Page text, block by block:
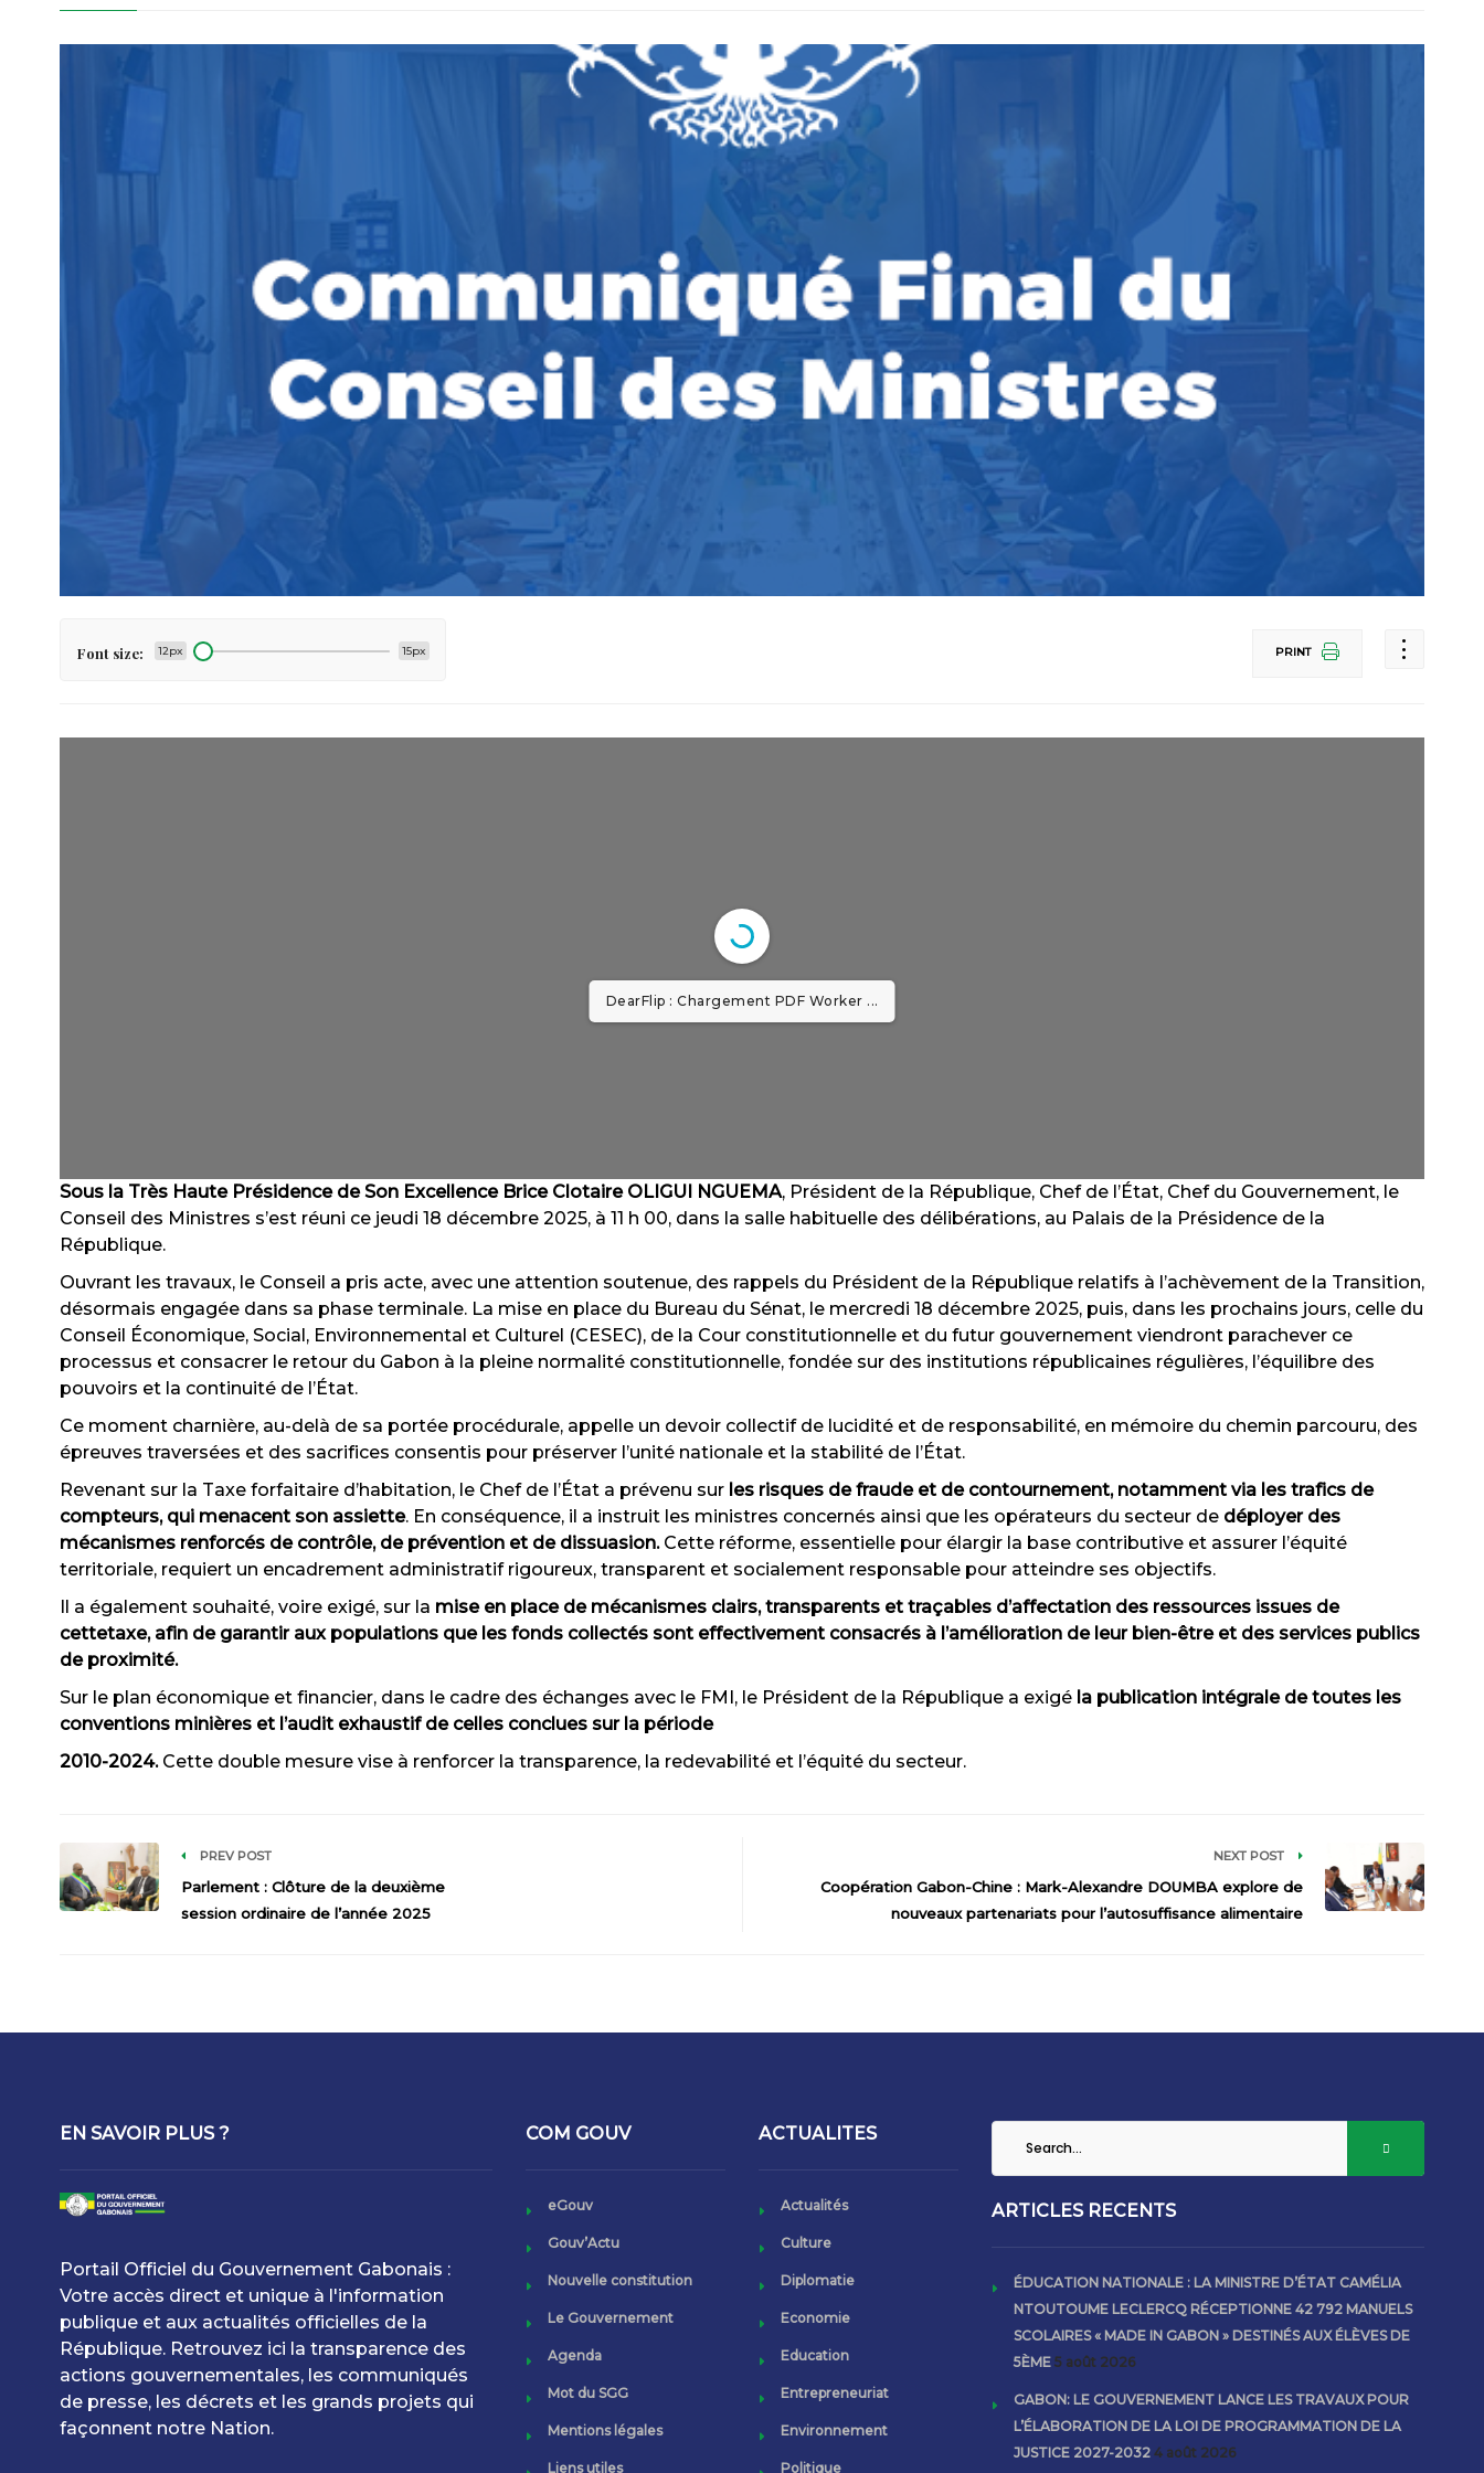
Font size: 12px 15px PRINT
DearFlip : Chargement PDF Worker ...
Sous la Très Haute Présidence de Son Excellence Brice Clotaire OLIGUI NGUEMA, Président de la République, Chef de l’État, Chef du Gouvernement, le
Conseil des Ministres s’est réuni ce jeudi 18 décembre 2025, à 11 h 00, dans la salle habituelle des délibérations, au Palais de la Présidence de la
République.
Ouvrant les travaux, le Conseil a pris acte, avec une attention soutenue, des rappels du Président de la République relatifs à l’achèvement de la Transition,
désormais engagée dans sa phase terminale. La mise en place du Bureau du Sénat, le mercredi 18 décembre 2025, puis, dans les prochains jours, celle du
Conseil Économique, Social, Environnemental et Culturel (CESEC), de la Cour constitutionnelle et du futur gouvernement viendront parachever ce
processus et consacrer le retour du Gabon à la pleine normalité constitutionnelle, fondée sur des institutions républicaines régulières, l’équilibre des
pouvoirs et la continuité de l’État.
Ce moment charnière, au-delà de sa portée procédurale, appelle un devoir collectif de lucidité et de responsabilité, en mémoire du chemin parcouru, des
épreuves traversées et des sacrifices consentis pour préserver l’unité nationale et la stabilité de l’État.
Revenant sur la Taxe forfaitaire d’habitation, le Chef de l’État a prévenu sur les risques de fraude et de contournement, notamment via les trafics de
compteurs, qui menacent son assiette. En conséquence, il a instruit les ministres concernés ainsi que les opérateurs du secteur de déployer des
mécanismes renforcés de contrôle, de prévention et de dissuasion.Cette réforme, essentielle pour élargir la base contributive et assurer l’équité
territoriale, requiert un encadrement administratif rigoureux, transparent et socialement responsable pour atteindre ses objectifs.
Il a également souhaité, voire exigé, sur la mise en place de mécanismes clairs, transparents et traçables d’affectation des ressources issues de
cettetaxe, afin de garantir aux populations que les fonds collectés sont effectivement consacrés à l’amélioration de leur bien-être et des services publics
de proximité.
Sur le plan économique et financier, dans le cadre des échanges avec le FMI, le Président de la République a exigé la publication intégrale de toutes les
conventions minières et l’audit exhaustif de celles conclues sur la période
2010-2024.Cette double mesure vise à renforcer la transparence, la redevabilité et l’équité du secteur.
PREV POST
Parlement : Clôture de la deuxième
session ordinaire de l’année 2025
NEXT POST
Coopération Gabon-Chine : Mark-Alexandre DOUMBA explore de
nouveaux partenariats pour l’autosuffisance alimentaire
EN SAVOIR PLUS ?
Portail Officiel du Gouvernement Gabonais :
Votre accès direct et unique à l'information
publique et aux actualités officielles de la
République. Retrouvez ici la transparence des
actions gouvernementales, les communiqués
de presse, les décrets et les grands projets qui
façonnent notre Nation.
COM GOUV
eGouv
Gouv’Actu
Nouvelle constitution
Le Gouvernement
Agenda
Mot du SGG
Mentions légales
Liens utiles
ACTUALITES
Actualités
Culture
Diplomatie
Economie
Education
Entrepreneuriat
Environnement
Politique
ARTICLES RECENTS
ÉDUCATION NATIONALE : LA MINISTRE D’ÉTAT CAMÉLIA
NTOUTOUME LECLERCQ RÉCEPTIONNE 42 792 MANUELS
SCOLAIRES « MADE IN GABON » DESTINÉS AUX ÉLÈVES DE
5ÈME 5 août 2026
GABON: LE GOUVERNEMENT LANCE LES TRAVAUX POUR
L’ÉLABORATION DE LA LOI DE PROGRAMMATION DE LA
JUSTICE 2027-2032 4 août 2026